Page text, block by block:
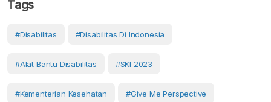
Tags
#Disabilitas #disabilitas Di Indonesia
#alat Bantu Disabilitas #SKI 2023
#Kementerian Kesehatan #Give Me Perspective